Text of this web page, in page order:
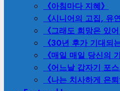
《아침마다 지혜》
《시니어의 고집, 유
《그래도 희망은 있어
《30년 후가 기대되
《매일 매일 당신의
《어느날 갑자기 포
《나는 치사하게 은